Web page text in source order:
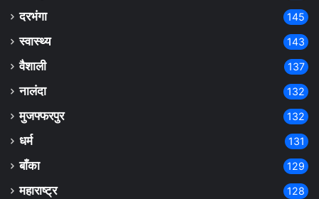
दरभंगा 145
स्वास्थ्य 143
वैशाली 137
नालंदा 132
मुजफ्फरपुर 132
धर्म 131
बाँका 129
महाराष्ट्र 128